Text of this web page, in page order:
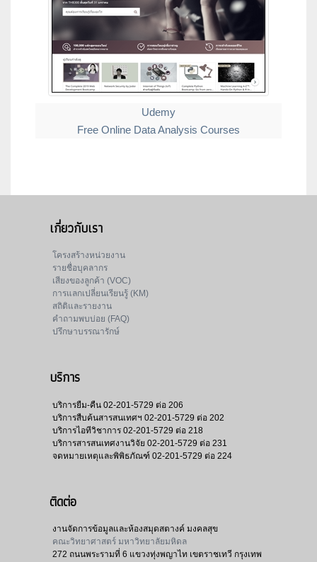
Udemy
Free Online Data Analysis Courses
เกี่ยวกับเรา
โครงสร้างหน่วยงาน
รายชื่อบุคลากร
เสียงของลูกค้า (VOC)
การแลกเปลี่ยนเรียนรู้ (KM)
สถิติและรายงาน
คำถามพบบ่อย (FAQ)
ปรึกษาบรรณารักษ์
บริการ
บริการยืม-คืน 02-201-5729 ต่อ 206
บริการสืบค้นสารสนเทศฯ 02-201-5729 ต่อ 202
บริการไอทีวิชาการ 02-201-5729 ต่อ 218
บริการสารสนเทศงานวิจัย 02-201-5729 ต่อ 231
จดหมายเหตุและพิพิธภัณฑ์ 02-201-5729 ต่อ 224
ติดต่อ
งานจัดการข้อมูลและห้องสมุดสตางค์ มงคลสุข
คณะวิทยาศาสตร์ มหาวิทยาลัยมหิดล
272 ถนนพระรามที่ 6 แขวงทุ่งพญาไท เขตราชเทวี กรุงเทพ